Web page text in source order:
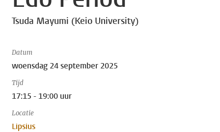
Tsuda Mayumi (Keio University)
Datum
woensdag 24 september 2025
Tijd
17:15 - 19:00 uur
Locatie
Lipsius